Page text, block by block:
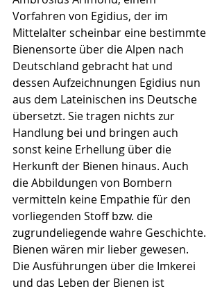
Vorfahren von Egidius, der im
Mittelalter scheinbar eine bestimmte
Bienensorte über die Alpen nach
Deutschland gebracht hat und
dessen Aufzeichnungen Egidius nun
aus dem Lateinischen ins Deutsche
übersetzt. Sie tragen nichts zur
Handlung bei und bringen auch
sonst keine Erhellung über die
Herkunft der Bienen hinaus. Auch
die Abbildungen von Bombern
vermitteln keine Empathie für den
vorliegenden Stoff bzw. die
zugrundeliegende wahre Geschichte.
Bienen wären mir lieber gewesen.
Die Ausführungen über die Imkerei
und das Leben der Bienen ist